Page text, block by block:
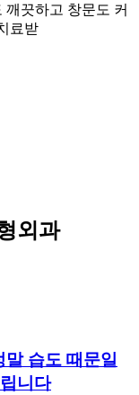
끗하고 창문도 커
료받
외과
습도 때문일
니다